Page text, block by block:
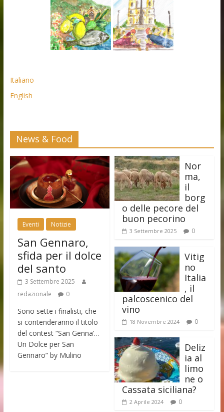
Italiano
English
News & Food
Eventi Notizie
San Gennaro,
sfida per il dolce
del santo
3 Settembre 2025
redazionale
0
Sono sette i finalisti, che
si contenderanno il titolo
del contest “San Genna’…
Un Dolce per San
Gennaro” by Mulino
Nor
ma,
il
borg
o delle pecore del
buon pecorino
3 Settembre 2025 0
Vitig
no
Italia
, il
palcoscenico del
vino
18 Novembre 2024 0
Deliz
ia al
limo
ne o
Cassata siciliana?
2 Aprile 2024 0